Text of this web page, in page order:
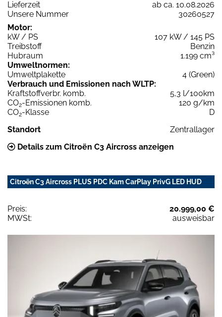
Lieferzeit
ab ca. 10.08.2026
Unsere Nummer
30260527
Motor:
kW / PS
107 kW / 145 PS
Treibstoff
Benzin
Hubraum
1.199 cm³
Umweltnormen:
Umweltplakette
4 (Green)
Verbrauch und Emissionen nach WLTP:
Kraftstoffverbr. komb.
5,3 l/100km
CO2-Emissionen komb.
120 g/km
CO2-Klasse
D
Standort
Zentrallager
Details zum Citroën C3 Aircross anzeigen
Citroën C3 Aircross PLUS PDC Kam CarPlay PrivG LED HUD
Preis:
20.999,00 €
MWSt:
ausweisbar